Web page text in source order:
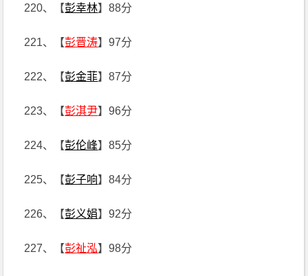
220、【彭幸林】88分
221、【彭晋涛】97分
222、【彭金菲】87分
223、【彭淇尹】96分
224、【彭伦峰】85分
225、【彭子响】84分
226、【彭义娟】92分
227、【彭祉泓】98分